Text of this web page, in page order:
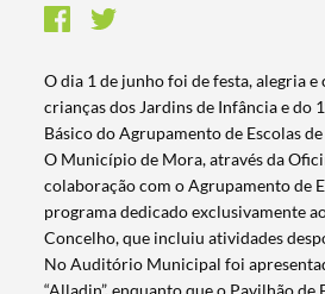
O dia 1 de junho foi de festa, alegria e
crianças dos Jardins de Infância e do
Básico do Agrupamento de Escolas
O Município de Mora, através da
colaboração com o Agrupamento de
programa dedicado exclusivamente
Concelho, que incluiu atividades
No Auditório Municipal foi
“Alladin”, enquanto que o Pavilhão